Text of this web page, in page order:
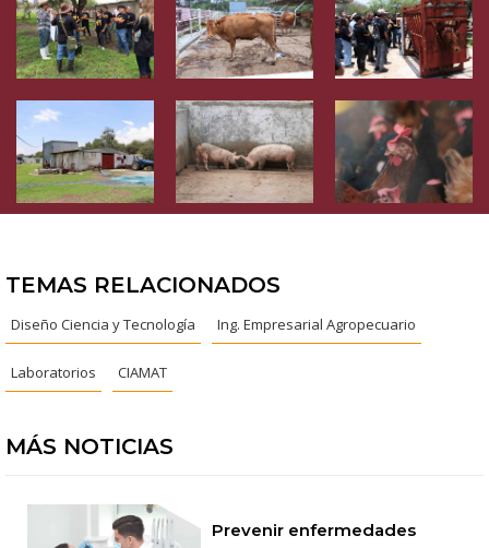
TEMAS RELACIONADOS
Diseño Ciencia y Tecnología Ing. Empresarial Agropecuario
Laboratorios CIAMAT
MÁS NOTICIAS
Prevenir enfermedades